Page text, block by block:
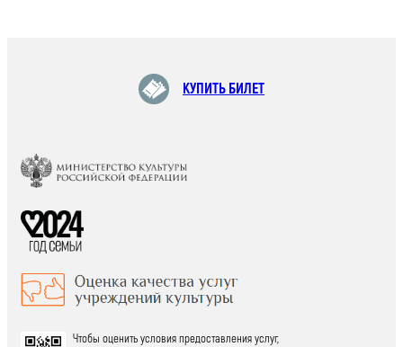
КУПИТЬ БИЛЕТ
Чтобы оценить условия предоставления услуг,